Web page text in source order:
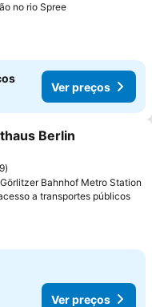
no rio Spree
Ver preços
aos favoritos
Berlin
Görlitzer Bahnhof Metro Station
a transportes públicos
Ver preços